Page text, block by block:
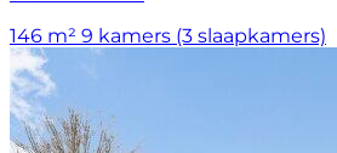
146 m² 9 kamers (3 slaapkamers)